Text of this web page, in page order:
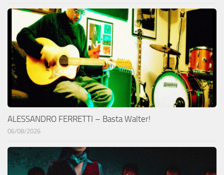
ALESSANDRO FERRETTI – Basta Walter!
06/08/2026